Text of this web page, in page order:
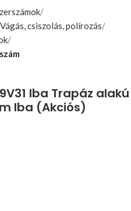
csiszolás, polírozás
Iba Trapáz alakú
Iba (Akciós)